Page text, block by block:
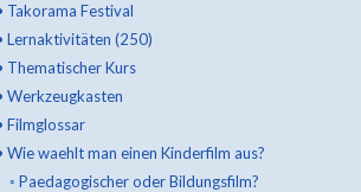
Takorama Festival
Lernaktivitäten (250)
Thematischer Kurs
Werkzeugkasten
Filmglossar
Wie waehlt man einen Kinderfilm aus?
◦ Paedagogischer oder Bildungsfilm?